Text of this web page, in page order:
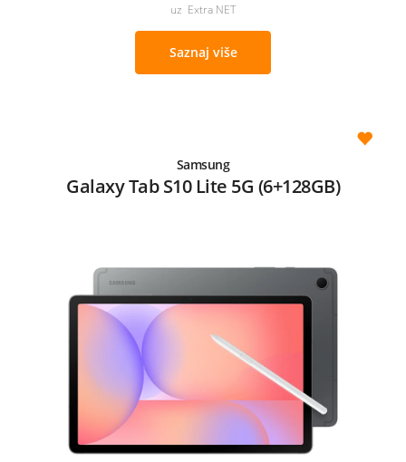
uz Extra NET
Saznaj više
Samsung
Galaxy Tab S10 Lite 5G (6+128GB)